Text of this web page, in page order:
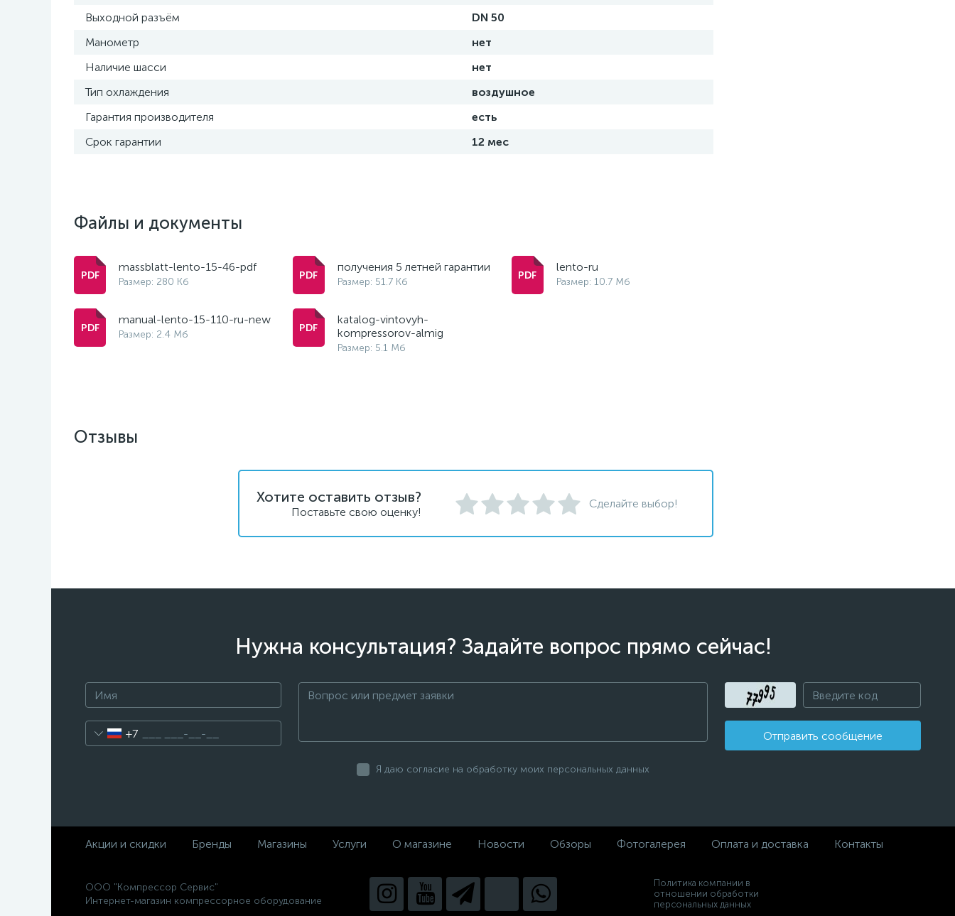
Выходной разъём
DN 50
Манометр
нет
Наличие шасси
нет
Тип охлаждения
воздушное
Гарантия производителя
есть
Срок гарантии
12 мес
Файлы и документы
massblatt-lento-15-46-pdf
Размер: 280 Кб
получения 5 летней гарантии
Размер: 51.7 Кб
lento-ru
Размер: 10.7 Мб
manual-lento-15-110-ru-new
Размер: 2.4 Мб
katalog-vintovyh-
kompressorov-almig
Размер: 5.1 Мб
Отзывы
Хотите оставить отзыв?
Поставьте свою оценку!
Сделайте выбор!
Нужна консультация? Задайте вопрос прямо сейчас!
+7 Отправить сообщение
Я даю согласие на обработку моих персональных данных
Акции и скидки Бренды Магазины Услуги О магазине Новости Обзоры Фотогалерея Оплата и доставка Контакты
ООО "Компрессор Сервис"
Интернет-магазин компрессорное оборудование
Политика компании в
отношении обработки
персональных данных